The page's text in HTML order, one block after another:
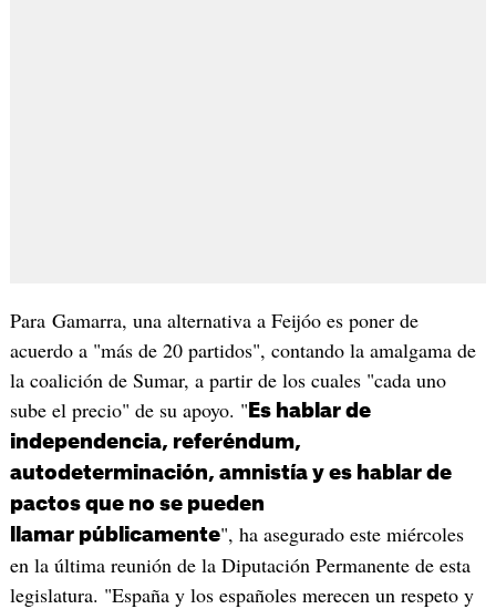
Para Gamarra, una alternativa a Feijóo es poner de
acuerdo a "más de 20 partidos", contando la amalgama de
la coalición de Sumar, a partir de los cuales "cada uno
sube el precio" de su apoyo. " Es hablar de
independencia, referéndum,
autodeterminación, amnistía y es hablar de
pactos que no se pueden
llamar públicamente", ha asegurado este miércoles
en la última reunión de la Diputación Permanente de esta
legislatura. "España y los españoles merecen un respeto y